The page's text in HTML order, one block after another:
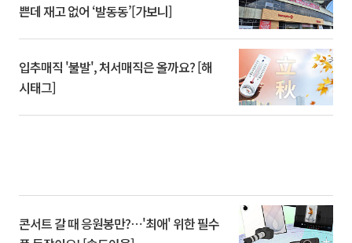
쁜데 재고 없어 ‘발동동’[가보니]
입추매직 '불발', 처서매직은 올까요? [해
시태그]
콘서트 갈 때 응원봉만?⋯'최애' 위한 필수